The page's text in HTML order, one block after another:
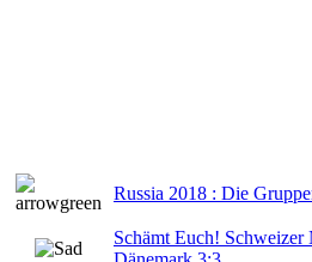
Russia 2018 : Die
Schämt Euch!